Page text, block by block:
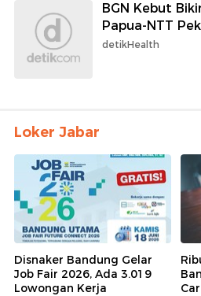
BGN Kebut
Papua-NTT
detikHealth
Loker Jabar
Disnaker Bandung Gelar
Job Fair 2026, Ada 3.019
Lowongan Kerja